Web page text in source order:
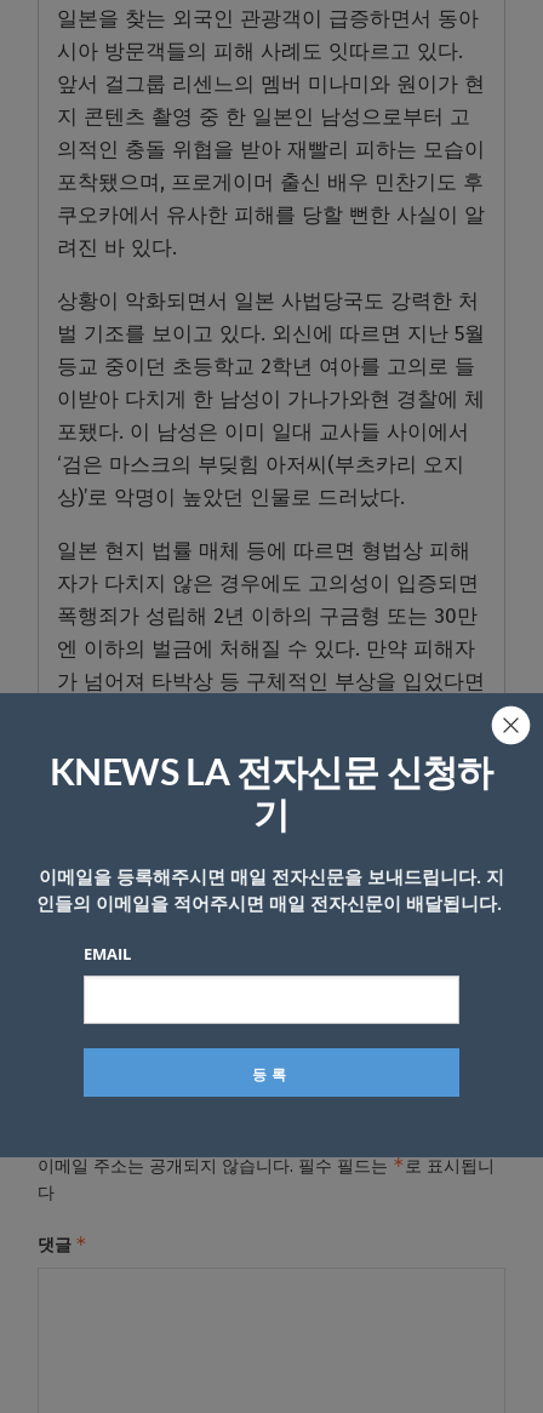
일본을 찾는 외국인 관광객이 급증하면서 동아
시아 방문객들의 피해 사례도 잇따르고 있다.
앞서 걸그룹 리센느의 멤버 미나미와 원이가 현
지 콘텐츠 촬영 중 한 일본인 남성으로부터 고
의적인 충돌 위협을 받아 재빨리 피하는 모습이
포착됐으며, 프로게이머 출신 배우 민찬기도 후
쿠오카에서 유사한 피해를 당할 뻔한 사실이 알
려진 바 있다.
상황이 악화되면서 일본 사법당국도 강력한 처
벌 기조를 보이고 있다. 외신에 따르면 지난 5월
등교 중이던 초등학교 2학년 여아를 고의로 들
이받아 다치게 한 남성이 가나가와현 경찰에 체
포됐다. 이 남성은 이미 일대 교사들 사이에서
‘검은 마스크의 부딪힘 아저씨(부츠카리 오지
상)’로 악명이 높았던 인물로 드러났다.
일본 현지 법률 매체 등에 따르면 형법상 피해
자가 다치지 않은 경우에도 고의성이 입증되면
폭행죄가 성립해 2년 이하의 구금형 또는 30만
엔 이하의 벌금에 처해질 수 있다. 만약 피해자
가 넘어져 타박상 등 구체적인 부상을 입었다면
높아진다.
- Copyright © KNEWSLA.COM, 무단 전재 및 재배포 금지
이메일 주소는 공개되지 않습니다. 필수 필드는 *로 표시됩니
다
댓글 *
KNEWS LA 전자신문 신청하
기
이메일을 등록해주시면 매일 전자신문을 보내드립니다. 지
인들의 이메일을 적어주시면 매일 전자신문이 배달됩니다.
EMAIL